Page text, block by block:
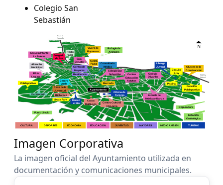
Colegio San
Sebastián
Imagen Corporativa
La imagen oficial del Ayuntamiento utilizada en
documentación y comunicaciones municipales.